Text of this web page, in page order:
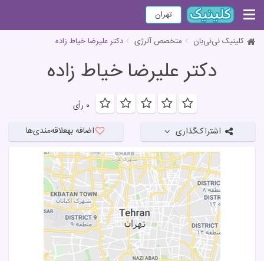
تهران
کلینیک نی‌نی‌بان متخصص آلرژی دکتر علیرضا خیاط زاده
دکتر علیرضا خیاط زاده
۰ رأی
اشتراک‌گذاری اضافه بهعلاقه‌مندی‌ها